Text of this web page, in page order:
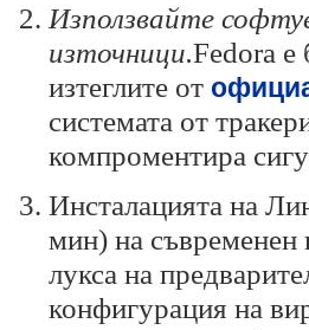
Използвайте
източници.Fedora е
изтеглите от
системата от
компроментира
Инсталацията на
мин) на
лукса на
конфигурация на